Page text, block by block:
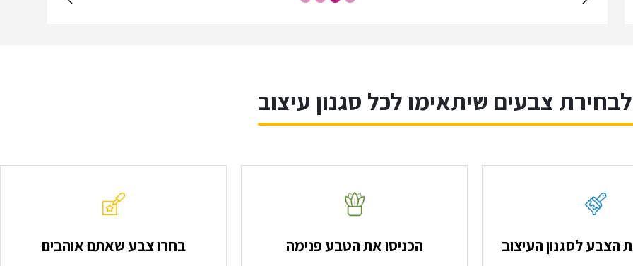
צבעים שיתאימו לכל סגנון עיצוב
הצבע לסגנון העיצוב הכניסו את הטבע פנימה בחרו צבע שאתם אוהבים